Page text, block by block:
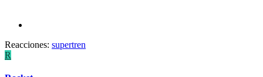
Reacciones: supertren
R